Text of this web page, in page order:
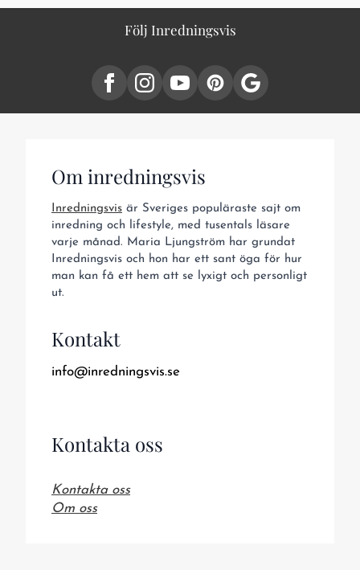
Följ Inredningsvis
Om inredningsvis
Inredningsvis är Sveriges populäraste sajt om
inredning och lifestyle, med tusentals läsare
varje månad. Maria Ljungström har grundat
Inredningsvis och hon har ett sant öga för hur
man kan få ett hem att se lyxigt och personligt
ut.
Kontakt
info@inredningsvis.se
Kontakta oss
Kontakta oss
Om oss